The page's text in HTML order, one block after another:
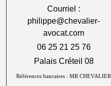
Courriel :
philippe@chevalier-
avocat.com
06 25 21 25 76
Palais Créteil 08
Références bancaires : MR CHEVALIER